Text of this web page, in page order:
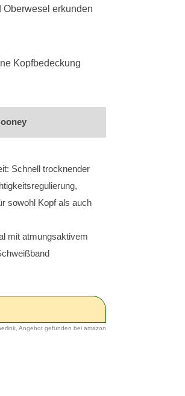
Oberwesel erkunden
Kopfbedeckung
Schnell trocknender
sowohl Kopf als auch
mit atmungsaktivem
Angebot gefunden bei amazon